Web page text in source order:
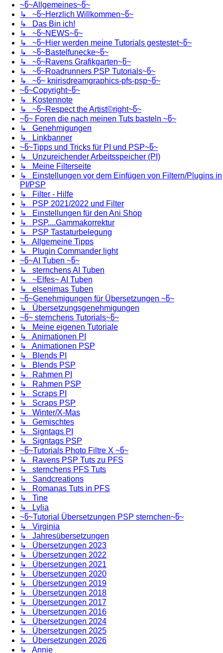
~წ~Allgemeines~წ~
↳ ~წ~Herzlich Willkommen~წ~
↳ Das Bin ich!
↳ ~წ~NEWS~წ~
↳ ~წ~Hier werden meine Tutorials gestestet~წ~
↳ ~წ~Bastelfunecke~წ~
↳ ~წ~Ravens Grafikgarten~წ~
↳ ~წ~Roadrunners PSP Tutorials~წ~
↳ ~წ~ knirisdreamgraphics-pfs-psp~წ~
~წ~Copyright~წ~
↳ Kostennote
↳ ~წ~Respect the Artist©right~წ~
~წ~ Foren die nach meinen Tuts basteln ~წ~
↳ Genehmigungen
↳ Linkbanner
~წ~Tipps und Tricks für PI und PSP~წ~
↳ Unzureichender Arbeitsspeicher (PI)
↳ Meine Filterseite
↳ Einstellungen vor dem Einfügen von Filtern/Plugins in
PI/PSP
↳ Filter - Hilfe
↳ PSP 2021/2022 und Filter
↳ Einstellungen für den Ani Shop
↳ PSP....Gammakorrektur
↳ PSP Tastaturbelegung
↳ Allgemeine Tipps
↳ Plugin Commander light
~წ~AI Tuben ~წ~
↳ sternchens AI Tuben
↳ ~Elfes~ AI Tuben
↳ elsenimas Tuben
~წ~Genehmigungen für Übersetzungen ~წ~
↳ Übersetzungsgenehmigungen
~წ~ sternchens Tutorials~წ~
↳ Meine eigenen Tutoriale
↳ Animationen PI
↳ Animationen PSP
↳ Blends PI
↳ Blends PSP
↳ Rahmen PI
↳ Rahmen PSP
↳ Scraps PI
↳ Scraps PSP
↳ Winter/X-Mas
↳ Gemischtes
↳ Signtags PI
↳ Signtags PSP
~წ~Tutorials Photo Filtre X ~წ~
↳ Ravens PSP Tuts zu PFS
↳ sternchens PFS Tuts
↳ Sandcreations
↳ Romanas Tuts in PFS
↳ Tine
↳ Lylia
~წ~Tutorial Übersetzungen PSP sternchen~წ~
↳ Virginia
↳ Jahresübersetzungen
↳ Übersetzungen 2023
↳ Übersetzungen 2022
↳ Übersetzungen 2021
↳ Übersetzungen 2020
↳ Übersetzungen 2019
↳ Übersetzungen 2018
↳ Übersetzungen 2017
↳ Übersetzungen 2016
↳ Übersetzungen 2024
↳ Übersetzungen 2025
↳ Übersetzungen 2026
↳ Annie